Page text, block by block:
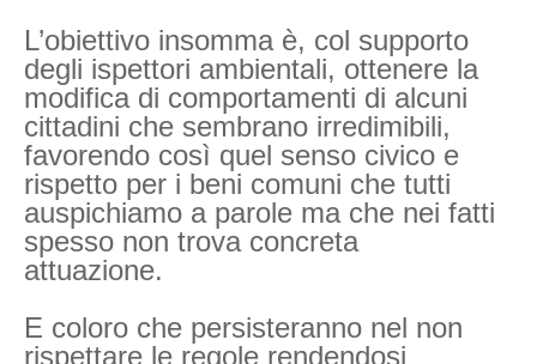
L’obiettivo insomma è, col supporto
degli ispettori ambientali, ottenere la
modifica di comportamenti di alcuni
cittadini che sembrano irredimibili,
favorendo così quel senso civico e
rispetto per i beni comuni che tutti
auspichiamo a parole ma che nei fatti
spesso non trova concreta
attuazione.
E coloro che persisteranno nel non
rispettare le regole rendendosi